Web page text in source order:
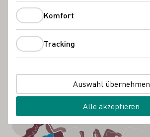
Komfort
Tracking
Auswahl übernehmen
Alle akzeptieren